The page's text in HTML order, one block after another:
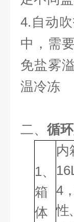
4. 自动
中，需
免盐雾
温冷冻
​​二、 循
1、
箱
体
内
4，
性